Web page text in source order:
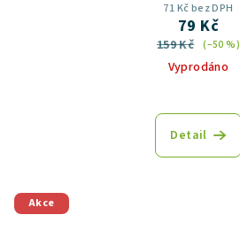
71 Kč bez DPH
79 Kč
159 Kč (–50 %)
Vyprodáno
Detail
Akce